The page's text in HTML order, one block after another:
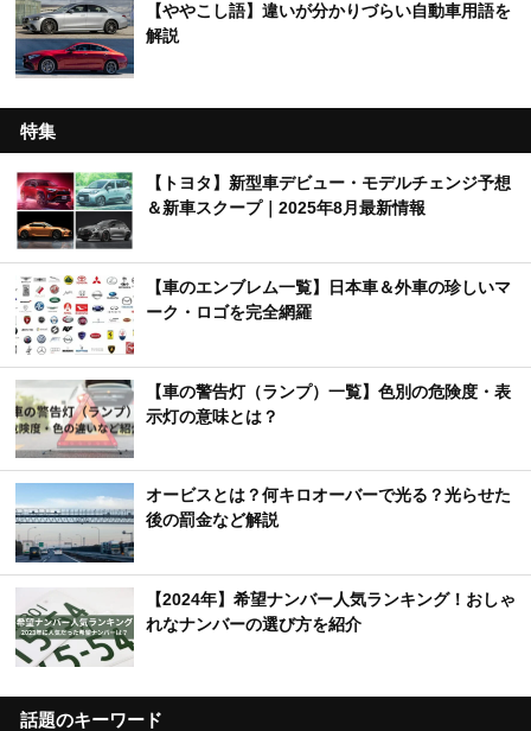
【ややこし語】違いが分かりづらい自動車用語を
解説
特集
【トヨタ】新型車デビュー・モデルチェンジ予想
＆新車スクープ｜2025年8月最新情報
【車のエンブレム一覧】日本車＆外車の珍しいマ
ーク・ロゴを完全網羅
【車の警告灯（ランプ）一覧】色別の危険度・表
示灯の意味とは？
オービスとは？何キロオーバーで光る？光らせた
後の罰金など解説
【2024年】希望ナンバー人気ランキング！おしゃ
れなナンバーの選び方を紹介
話題のキーワード